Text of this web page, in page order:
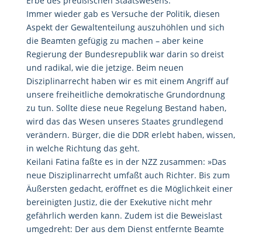
Immer wieder gab es Versuche der Politik, diesen
Aspekt der Gewaltenteilung auszuhöhlen und sich
die Beamten gefügig zu machen – aber keine
Regierung der Bundesrepublik war darin so dreist
und radikal, wie die jetzige. Beim neuen
Disziplinarrecht haben wir es mit einem Angriff auf
unsere freiheitliche demokratische Grundordnung
zu tun. Sollte diese neue Regelung Bestand haben,
wird das das Wesen unseres Staates grundlegend
verändern. Bürger, die die DDR erlebt haben, wissen,
in welche Richtung das geht.
Keilani Fatina faßte es in der NZZ zusammen: »Das
neue Disziplinarrecht umfaßt auch Richter. Bis zum
Äußersten gedacht, eröffnet es die Möglichkeit einer
bereinigten Justiz, die der Exekutive nicht mehr
gefährlich werden kann. Zudem ist die Beweislast
umgedreht: Der aus dem Dienst entfernte Beamte